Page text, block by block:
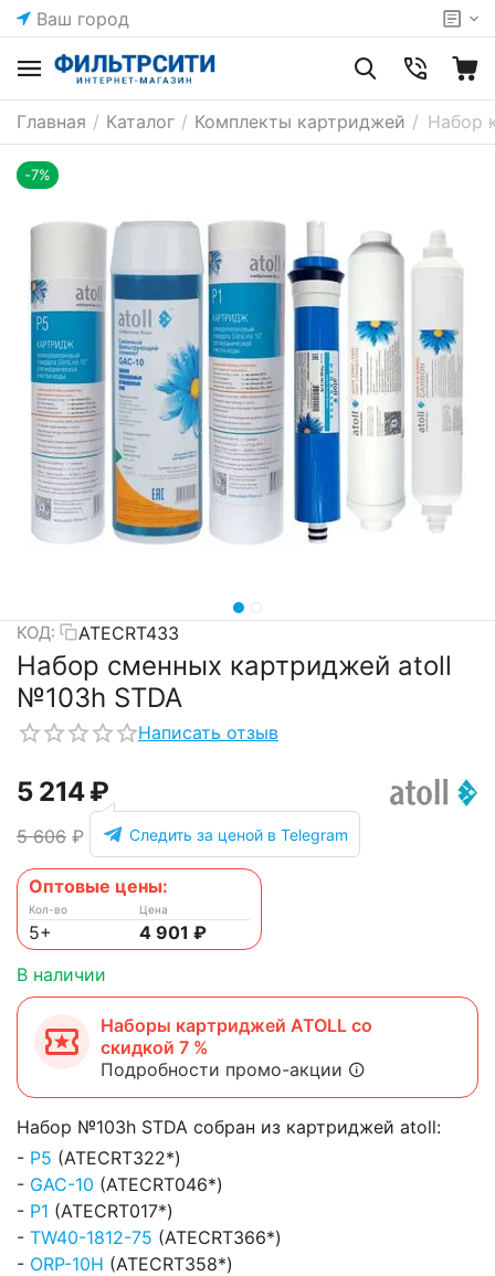
Ваш город
Главная / Каталог / Комплекты картриджей / Набор
-7%
КОД: ATECRT433
Набор сменных картриджей atoll
№103h STDA
Написать отзыв
5 214₽
5 606 ₽ Следить за ценой в Telegram
Оптовые цены:
Кол-во
5+
Цена
4 901 ₽
В наличии
Наборы картриджей ATOLL со
скидкой 7 %
Подробности промо-акции
Набор №103h STDA собран из картриджей atoll:
- P5 (ATECRT322*)
- GAC-10 (ATECRT046*)
- P1 (ATECRT017*)
- TW40-1812-75 (ATECRT366*)
- ORP-10H (ATECRT358*)